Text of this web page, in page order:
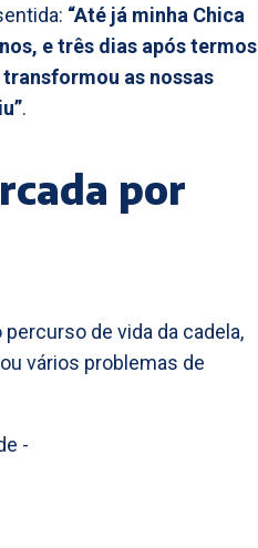
“Até já minha Chica
e três dias após termos
as nossas
.
por
de vida da cadela,
vários problemas de
-